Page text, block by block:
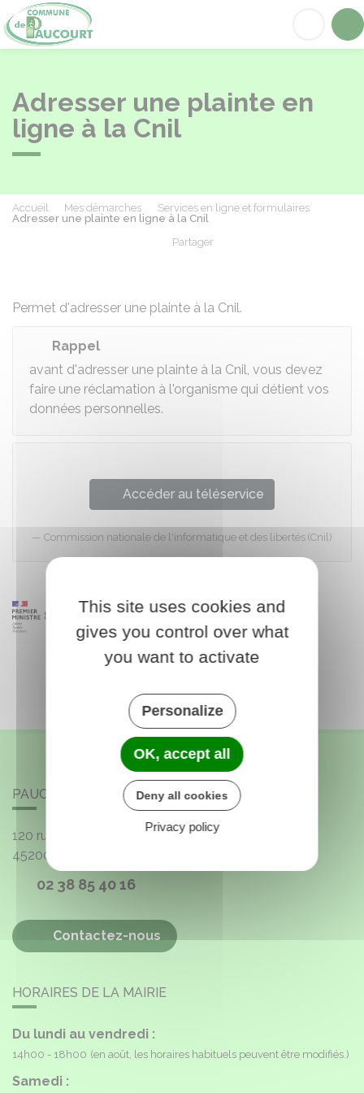
Adresser une plainte en
ligne à la Cnil
Accueil Mes démarches
Services en ligne et formulaires
Adresser une plainte en ligne à la Cnil
Partager
Permet d'adresser une plainte à la Cnil.
Rappel
avant d'adresser une plainte à la Cnil, vous devez
faire une réclamation à l'organisme qui détient vos
données personnelles.
Accéder au téléservice
Commission nationale de l'informatique et des libertés (Cnil)
PAUCOURT
120 rue de l'Église
45200
02 38 85 40 16
Contactez-nous
HORAIRES DE LA MAIRIE
Du lundi au vendredi :
14h00 - 18h00 (en août, les horaires habituels peuvent être modifiés.)
Samedi :
This site uses cookies and
gives you control over what
you want to activate
Personalize
OK, accept all
Deny all cookies
Privacy policy